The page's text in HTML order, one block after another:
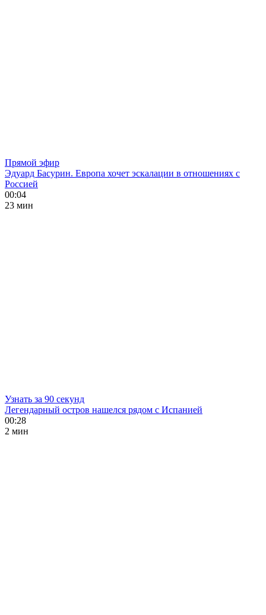
Прямой эфир
Эдуард Басурин. Европа хочет эскалации в отношениях с
Россией
00:04
23 мин
Узнать за 90 секунд
Легендарный остров нашелся рядом с Испанией
00:28
2 мин